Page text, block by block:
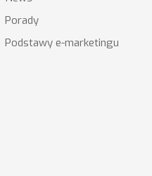
Porady
Podstawy e-marketingu